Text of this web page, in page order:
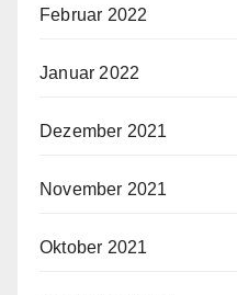
Februar 2022
Januar 2022
Dezember 2021
November 2021
Oktober 2021